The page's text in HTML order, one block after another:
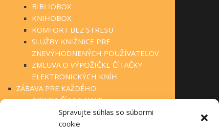
Spravujte súhlas so súbormi
cookie
BIBLIOBOX
KNIHOBOX
KOMFORT BEZ STRESU
SLUŽBY KNIŽNICE PRE
ZNEVÝHODNENÝCH POUŽÍVATEĽOV
ZMLUVA O VÝPOŽIČKE ČÍTAČKY
ELEKTRONICKÝCH KNÍH
ZÁBAVA PRE KAŽDÉHO
TRIEDA ČÍTA S NAMI
KLUBOVÁ ČINNOSŤ
STÁLA PONUKA